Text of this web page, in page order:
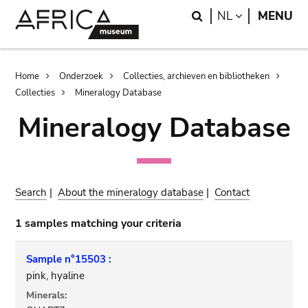
Search
NL LANGUAGE
MENU
Breadcrumb
Home Onderzoek
Collecties, archieven en bibliotheken
Collecties
Mineralogy Database
Mineralogy Database
Search |About the mineralogy database | Contact
1 samples matching your criteria
Sample n°15503 :
pink, hyaline
Minerals: